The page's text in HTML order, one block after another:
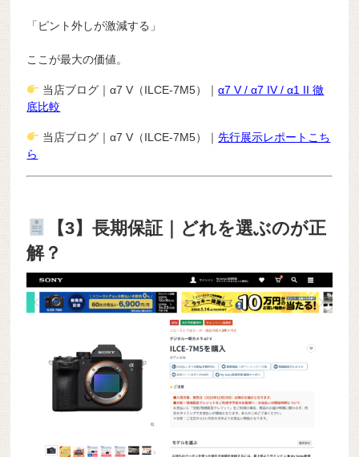
「ピント外しが激減する」
ここが最大の価値。
当店ブログ｜α7 V（ILCE-7M5）｜α7 V / α7 IV / α1 II 徹
底比較
当店ブログ｜α7 V（ILCE-7M5）｜先行展示レポートこち
ら
【3】長期保証｜どれを選ぶのが正
解？